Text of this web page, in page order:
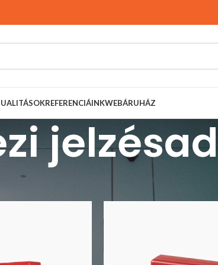
REFERENCIÁINKWEBÁRUHÁZ